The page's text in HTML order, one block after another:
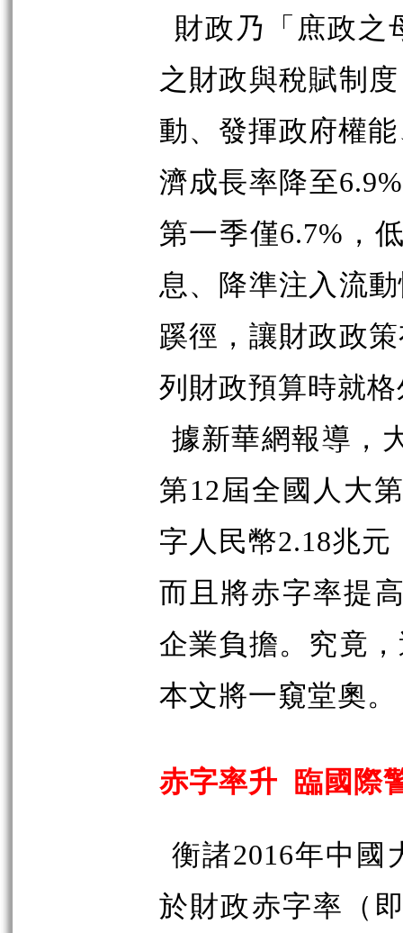
財政乃「庶政之
之財政與稅賦制
動、發揮政府權
濟成長率降至
第一季僅6.7%，
息、降準注入流
蹊徑，讓財政政
列財政預算時就
據新華網報導，
第12屆全國人大
字人民幣2.18兆
而且將赤字率提
企業負擔。究竟
本文將一窺堂奧。
赤字率升 臨國際
衡諸2016年中國
於財政赤字率（